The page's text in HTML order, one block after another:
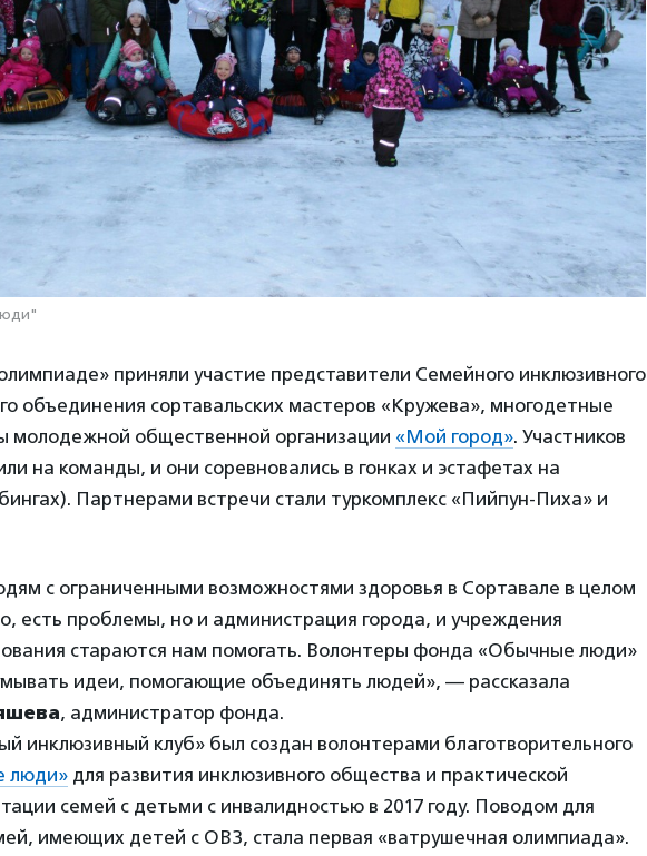
приняли участие представители Семейного инклюзивного
объединения сортавальских мастеров «Кружева», многодетные
молодежной общественной организации «Мой город». Участников
на команды, и они соревновались в гонках и эстафетах на
Партнерами встречи стали туркомплекс «Пийпун-Пиха» и
с ограниченными возможностями здоровья в Сортавале в целом
есть проблемы, но и администрация города, и учреждения
стараются нам помогать. Волонтеры фонда «Обычные люди»
идеи, помогающие объединять людей», — рассказала
, администратор фонда.
инклюзивный клуб» был создан волонтерами благотворительного
люди» для развития инклюзивного общества и практической
семей с детьми с инвалидностью в 2017 году. Поводом для
имеющих детей с ОВЗ, стала первая «ватрушечная олимпиада».